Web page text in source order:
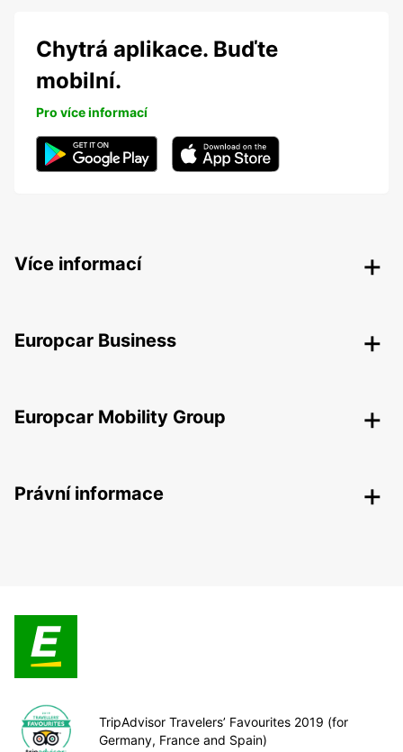
Chytrá aplikace. Buďte
mobilní.
Pro více informací
Více informací
Europcar Business
Europcar Mobility Group
Právní informace
TripAdvisor Travelers’ Favourites 2019 (for
Germany, France and Spain)